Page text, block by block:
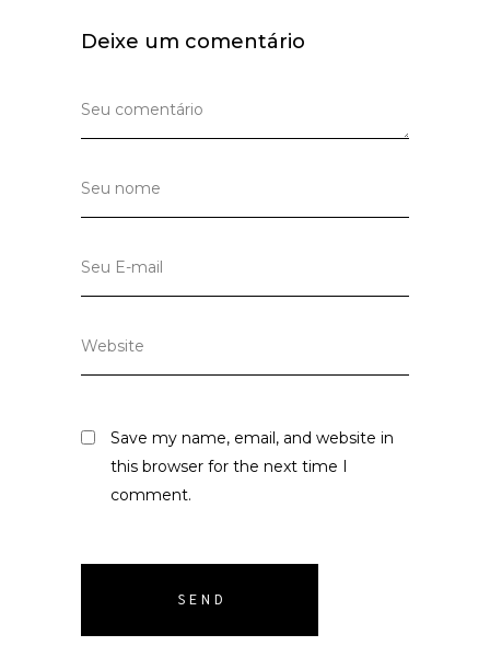
Deixe um comentário
Save my name, email, and website in
this browser for the next time I
comment.
SEND